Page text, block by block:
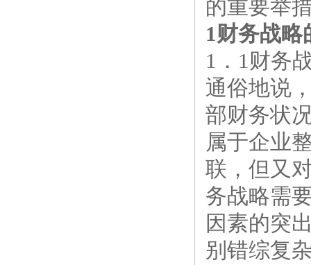
的重要举
1财务战略
1．1财务
通俗地说
部财务状
属于企业
联，但又
务战略需
因素的突
别错综复